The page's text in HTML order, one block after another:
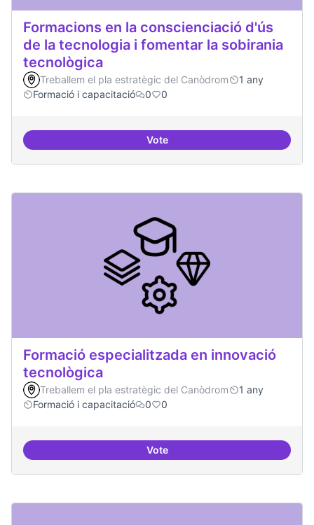
Formacions en la conscienciació d'ús
de la tecnologia i fomentar la sobirania
tecnològica
Treballem el pla estratègic del Canòdrom
1 any
Formació i capacitació
0 0
VoteFormacions en la
Formació especialitzada en innovació
tecnològica
Treballem el pla estratègic del Canòdrom
1 any
Formació i capacitació
0 0
VoteFormació especialitzada en